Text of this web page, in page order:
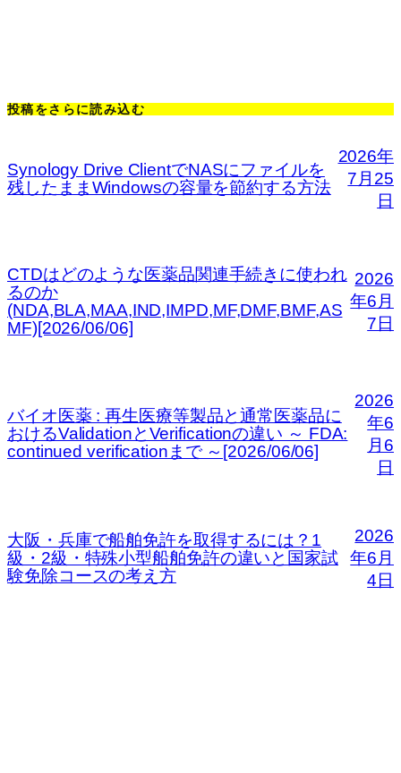
投稿をさらに読み込む
Synology Drive ClientでNASにファイルを
残したままWindowsの容量を節約する方法
2026年
7月25
日
CTDはどのような医薬品関連手続きに使われ
るのか
(NDA,BLA,MAA,IND,IMPD,MF,DMF,BMF,AS
MF)[2026/06/06]
2026
年6月
7日
バイオ医薬 : 再生医療等製品と通常医薬品に
おけるValidationとVerificationの違い ～ FDA:
continued verificationまで ～[2026/06/06]
2026
年6
月6
日
大阪・兵庫で船舶免許を取得するには？1
級・2級・特殊小型船舶免許の違いと国家試
験免除コースの考え方
2026
年6月
4日